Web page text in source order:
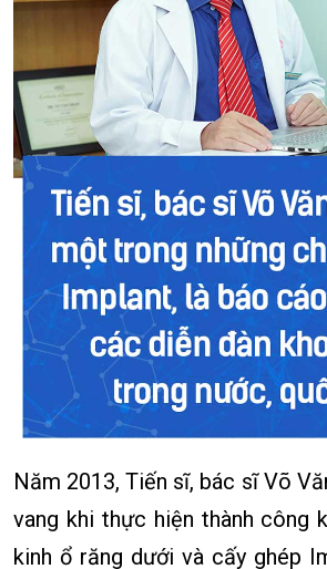
Năm 2013, Tiến sĩ, bác sĩ Võ
vang khi thực hiện thành công
kinh ổ răng dưới và cấy ghép